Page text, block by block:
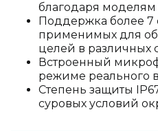
благодаря моделям
Поддержка более
применимых для
целей в различных
Встроенный
режиме реального
Степень защиты
суровых условий